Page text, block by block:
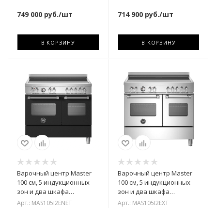
749 000 руб./шт
В КОРЗИНУ
714 900руб./шт
В КОРЗИНУ
Варочный центр Master
100 см, 5 индукционных
зон и два шкафа
MAS105I2ENET
Арт.: MAS105I2ENET
Варочный центр Master
100 см, 5 индукционных
зон и два шкафа
MAS105I2EXT
Арт.: MAS105I2EXT